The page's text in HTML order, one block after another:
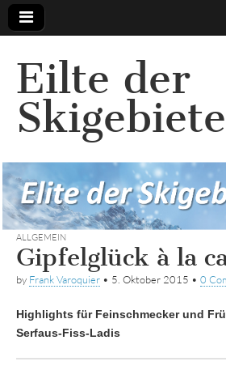
Eilte der
Skigebiete
ALLGEMEIN
Gipfelglück à la
by Frank Varoquier • 5. Oktober 2015 • 0
Highlights für Feinschmecker und
Serfaus-Fiss-Ladis